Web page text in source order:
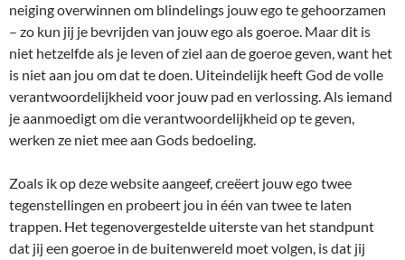
neiging overwinnen om blindelings jouw ego te gehoorzamen
– zo kun jij je bevrijden van jouw ego als goeroe. Maar dit is
niet hetzelfde als je leven of ziel aan de goeroe geven, want het
is niet aan jou om dat te doen. Uiteindelijk heeft God de volle
verantwoordelijkheid voor jouw pad en verlossing. Als iemand
je aanmoedigt om die verantwoordelijkheid op te geven,
werken ze niet mee aan Gods bedoeling.
Zoals ik op deze website aangeef, creëert jouw ego twee
tegenstellingen en probeert jou in één van twee te laten
trappen. Het tegenovergestelde uiterste van het standpunt
dat jij een goeroe in de buitenwereld moet volgen, is dat jij